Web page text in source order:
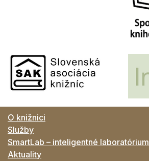
O knižnici
Služby
SmartLab – inteligentné laboratórium
Aktuality